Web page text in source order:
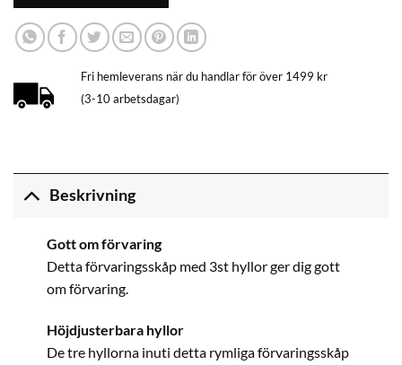
Fri hemleverans när du handlar för över 1499 kr
(3-10 arbetsdagar)
Beskrivning
Gott om förvaring
Detta förvaringsskåp med 3st hyllor ger dig gott
om förvaring.
Höjdjusterbara hyllor
De tre hyllorna inuti detta rymliga förvaringsskåp